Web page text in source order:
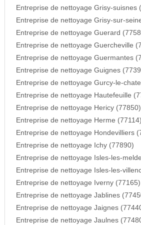
Entreprise de nettoyage Grisy-suisnes
Entreprise de nettoyage Grisy-sur-
Entreprise de nettoyage Guerard
Entreprise de nettoyage Guercheville
Entreprise de nettoyage Guermantes
Entreprise de nettoyage Guignes
Entreprise de nettoyage Gurcy-le-
Entreprise de nettoyage Hautefeuille
Entreprise de nettoyage Hericy (77850)
Entreprise de nettoyage Herme (77114)
Entreprise de nettoyage Hondevilliers
Entreprise de nettoyage Ichy (77890)
Entreprise de nettoyage Isles-les-
Entreprise de nettoyage Isles-les-
Entreprise de nettoyage Iverny (77165)
Entreprise de nettoyage Jablines
Entreprise de nettoyage Jaignes
Entreprise de nettoyage Jaulnes